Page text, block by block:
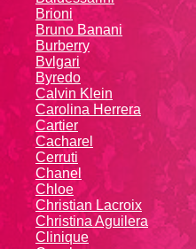
Brioni
Bruno Banani
Burberry
Bvlgari
Byredo
Calvin Klein
Carolina Herrera
Cartier
Caсhаrеl
Cerruti
Chanel
Chloe
Christian Lacroix
Christina Aguilera
Cliniquе